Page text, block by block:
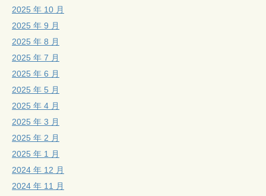
2025 年 10 月
2025 年 9 月
2025 年 8 月
2025 年 7 月
2025 年 6 月
2025 年 5 月
2025 年 4 月
2025 年 3 月
2025 年 2 月
2025 年 1 月
2024 年 12 月
2024 年 11 月